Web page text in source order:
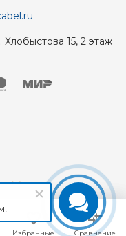
Избранные Сравнение
Избранные Сравнение
Хлобыстова 15, 2 этаж
права защищены